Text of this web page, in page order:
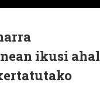
ikusi ahal